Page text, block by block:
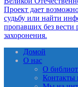
Домой
О нас
О
Контакты